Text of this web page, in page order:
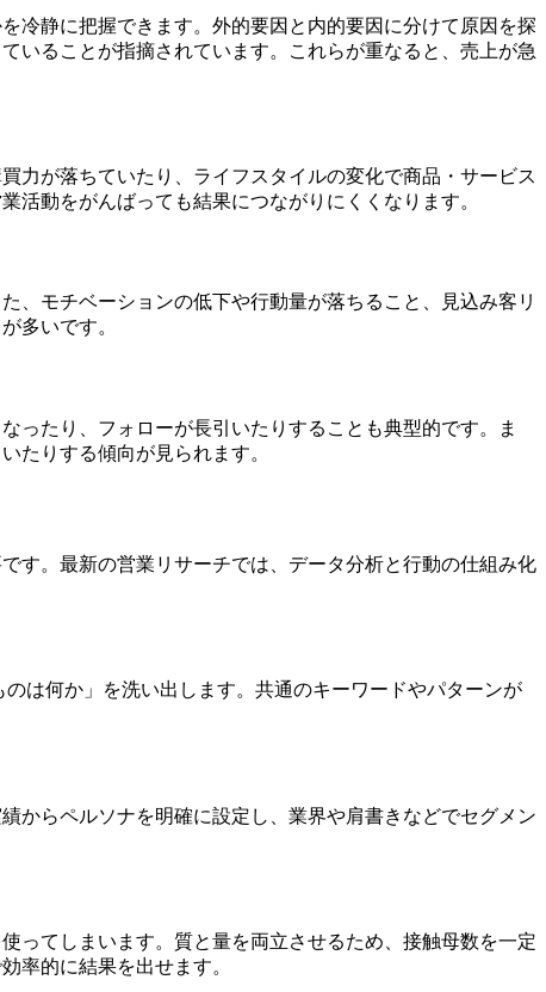
冷静に把握できます。外的要因と内的要因に分けて原因を探
いることが指摘されています。これらが重なると、売上が急
力が落ちていたり、ライフスタイルの変化で商品・サービス
活動をがんばっても結果につながりにくくなります。
、モチベーションの低下や行動量が落ちること、見込み客リ
多いです。
ったり、フォローが長引いたりすることも典型的です。ま
たりする傾向が見られます。
す。最新の営業リサーチでは、データ分析と行動の仕組み化
は何か」を洗い出します。共通のキーワードやパターンが
からペルソナを明確に設定し、業界や肩書きなどでセグメン
ってしまいます。質と量を両立させるため、接触母数を一定
率的に結果を出せます。